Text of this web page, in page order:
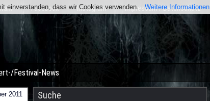
Facebook Instagram Impressum / Datenschutz
Festival-News
2011 Suche
einverstanden, dass wir Cookies verwenden. Weitere Informationen